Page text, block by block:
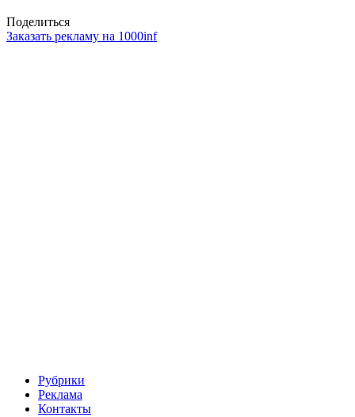
Поделиться
Заказать рекламу на 1000inf
Рубрики
Реклама
Контакты